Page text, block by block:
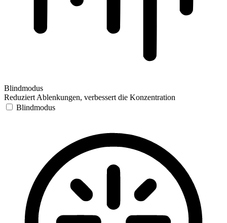
Blindmodus
Reduziert Ablenkungen, verbessert die Konzentration
Blindmodus